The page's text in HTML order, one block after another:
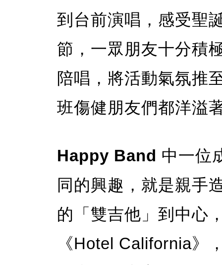
到台前演唱，感受聖
節，一眾朋友十分積
陪唱，將活動氣氛推
班傷健朋友們都洋溢
Happy Band 中一位
同的興趣，就是親手
的「雙吉他」到中心
《Hotel California》